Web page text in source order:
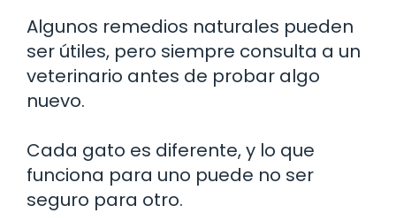
Algunos remedios naturales pueden
ser útiles, pero siempre consulta a un
veterinario antes de probar algo
nuevo.
Cada gato es diferente, y lo que
funciona para uno puede no ser
seguro para otro.